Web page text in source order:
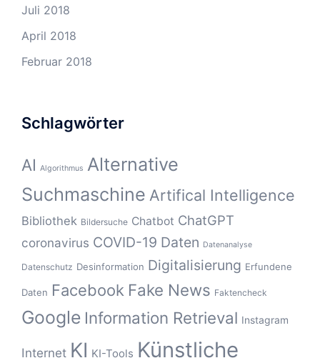
Juli 2018
April 2018
Februar 2018
Schlagwörter
AI Algorithmus Alternative
Suchmaschine Artifical Intelligence
Bibliothek Bildersuche Chatbot ChatGPT
coronavirus COVID-19 Daten Datenanalyse
Datenschutz Desinformation Digitalisierung Erfundene
Daten Facebook Fake News Faktencheck
Google Information Retrieval Instagram
Internet KI KI-Tools Künstliche